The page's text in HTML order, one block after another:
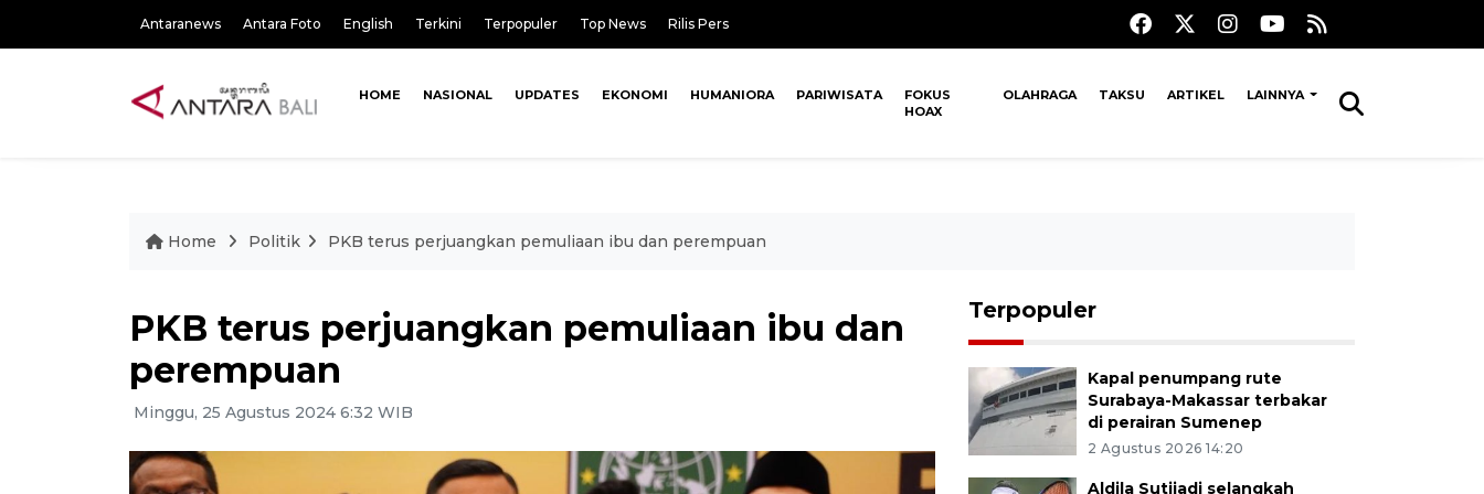
Antaranews Antara Foto English Terkini Terpopuler Top News Rilis Pers
HOME NASIONAL UPDATES EKONOMI HUMANIORA PARIWISATA
FOKUS
HOAX
OLAHRAGA TAKSU ARTIKEL LAINNYA
Home Politik PKB terus perjuangkan pemuliaan ibu dan perempuan
PKB terus perjuangkan pemuliaan ibu dan
perempuan
Minggu, 25 Agustus 2024 6:32 WIB
Terpopuler
Kapal penumpang rute
Surabaya-Makassar terbakar
di perairan Sumenep
2 Agustus 2026 14:20
Aldila Sutjiadi selangkah